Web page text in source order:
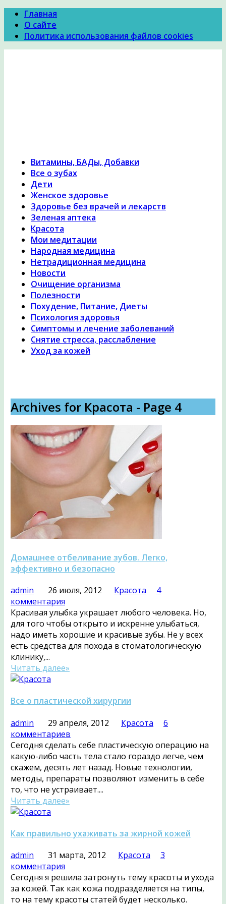
Главная
О сайте
Политика использования файлов cookies
Витамины, БАДы, Добавки
Все о зубах
Дети
Женское здоровье
Здоровье без врачей и лекарств
Зеленая аптека
Красота
Мои медитации
Народная медицина
Нетрадиционная медицина
Новости
Очищение организма
Полезности
Похудение, Питание, Диеты
Психология здоровья
Симптомы и лечение заболеваний
Снятие стресса, расслабление
Уход за кожей
Archives for Красота - Page 4
Домашнее отбеливание зубов. Легко,
эффективно и безопасно
admin
26 июля, 2012 Красота
4
комментария
Красивая улыбка украшает любого человека. Но,
для того чтобы открыто и искренне улыбаться,
надо иметь хорошие и красивые зубы. Не у всех
есть средства для похода в стоматологическую
клинику,...
Читать далее»
Все о пластической хирургии
admin
29 апреля, 2012 Красота
6
комментариев
Сегодня сделать себе пластическую операцию на
какую-либо часть тела стало гораздо легче, чем
скажем, десять лет назад. Новые технологии,
методы, препараты позволяют изменить в себе
то, что не устраивает....
Читать далее»
Как правильно ухаживать за жирной кожей
admin
31 марта, 2012 Красота
3
комментария
Сегодня я решила затронуть тему красоты и ухода
за кожей. Так как кожа подразделяется на типы,
то на тему красоты статей будет несколько.